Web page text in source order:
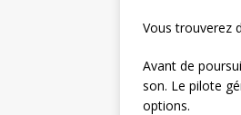
Vous trouverez
Avant de
son. Le pilote
options.